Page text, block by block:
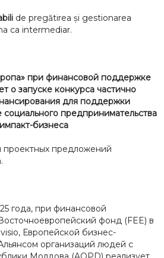
de pregătirea și gestionarea
ca intermediar.
при финансовой поддержке
о запуске конкурса частично
для поддержки
предпринимательства
бизнеса
проектных предложений
года, при финансовой
фонд (FEE) в
Европейской бизнес-
организаций людей с